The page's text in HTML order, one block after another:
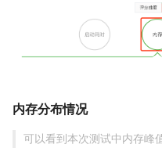
内存分布情况
可以看到本次测试中内存峰